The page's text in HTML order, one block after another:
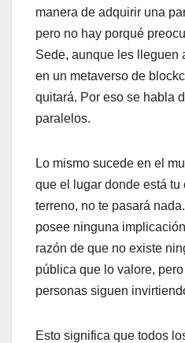
manera de adquirir una
pero no hay porqué
Sede, aunque les lleguen
en un metaverso de
quitará. Por eso se habla
paralelos.
Lo mismo sucede en el
que el lugar donde está
terreno, no te pasará
posee ninguna
razón de que no existe
pública que lo valore,
personas siguen
Esto significa que todos